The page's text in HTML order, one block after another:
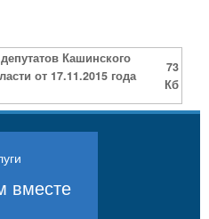
Кашинского
от 17.11.2015 года
73
Кб
вместе